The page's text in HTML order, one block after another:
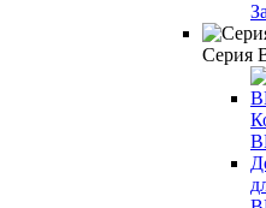
Серия